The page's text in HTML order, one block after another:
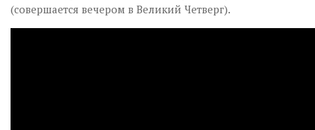
(совершается вечером в Великий Четверг).